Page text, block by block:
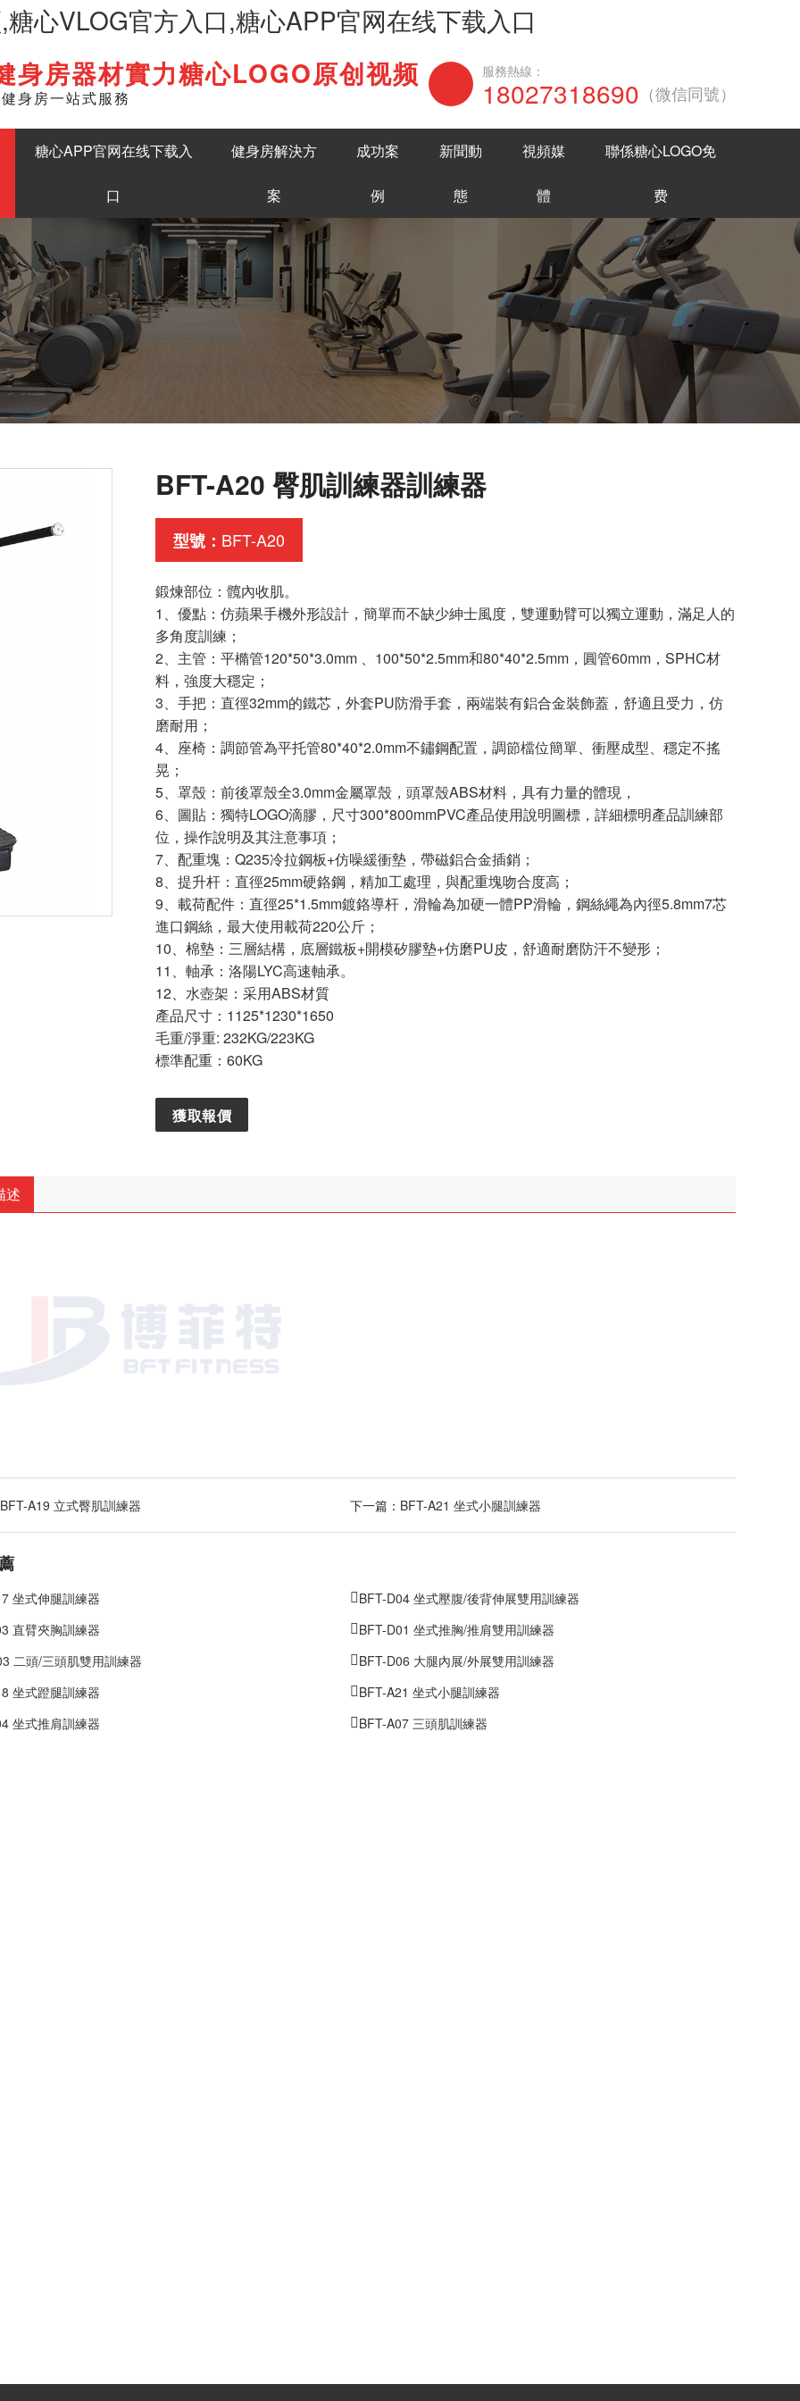
心VLOG官方入口,糖心APP官网在线下载入口
English 在線谘詢
身房器材實力糖心LOGO原创视频
身房一站式服務
服務熱線：
18027318690 （微信同號）
糖心APP官网在线下载入
口
健身房解決方
案
成功案
例
新聞動
態
視頻媒
體
聯係糖心LOGO免
费
BFT-A20 臀肌訓練器訓練器
型號： BFT-A20
鍛煉部位：髖內收肌。
1、優點：仿蘋果手機外形設計，簡單而不缺少紳士風度，雙運動臂可以獨立運動，滿足人的
多角度訓練；
2、主管：平橢管120*50*3.0mm 、100*50*2.5mm和80*40*2.5mm，圓管60mm，SPHC材
料，強度大穩定；
3、手把：直徑32mm的鐵芯，外套PU防滑手套，兩端裝有鋁合金裝飾蓋，舒適且受力，仿
磨耐用；
4、座椅：調節管為平托管80*40*2.0mm不鏽鋼配置，調節檔位簡單、衝壓成型、穩定不搖
晃；
5、罩殼：前後罩殼全3.0mm金屬罩殼，頭罩殼ABS材料，具有力量的體現，
6、圖貼：獨特LOGO滴膠，尺寸300*800mmPVC產品使用說明圖標，詳細標明產品訓練部
位，操作說明及其注意事項；
7、配重塊：Q235冷拉鋼板+仿噪緩衝墊，帶磁鋁合金插銷；
8、提升杆：直徑25mm硬鉻鋼，精加工處理，與配重塊吻合度高；
9、載荷配件：直徑25*1.5mm鍍鉻導杆，滑輪為加硬一體PP滑輪，鋼絲繩為內徑5.8mm7芯
進口鋼絲，最大使用載荷220公斤；
10、棉墊：三層結構，底層鐵板+開模矽膠墊+仿磨PU皮，舒適耐磨防汗不變形；
11、軸承：洛陽LYC高速軸承。
12、水壺架：采用ABS材質
產品尺寸：1125*1230*1650
毛重/淨重: 232KG/223KG
標準配重：60KG
獲取報價
述
BFT-A19 立式臀肌訓練器 下一篇： BFT-A21 坐式小腿訓練器
坐式伸腿訓練器
BFT-D04 坐式壓腹/後背伸展雙用訓練器
直臂夾胸訓練器
BFT-D01 坐式推胸/推肩雙用訓練器
二頭/三頭肌雙用訓練器
BFT-D06 大腿內展/外展雙用訓練器
坐式蹬腿訓練器
BFT-A21 坐式小腿訓練器
坐式推肩訓練器
BFT-A07 三頭肌訓練器